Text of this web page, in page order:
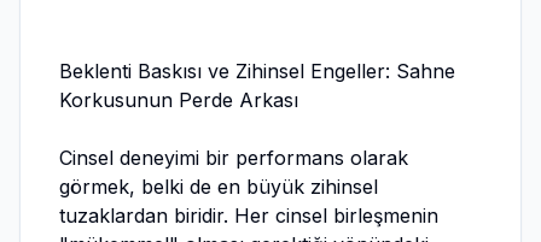
Beklenti Baskısı ve Zihinsel Engeller: Sahne
Korkusunun Perde Arkası
Cinsel deneyimi bir performans olarak
görmek, belki de en büyük zihinsel
tuzaklardan biridir. Her cinsel birleşmenin